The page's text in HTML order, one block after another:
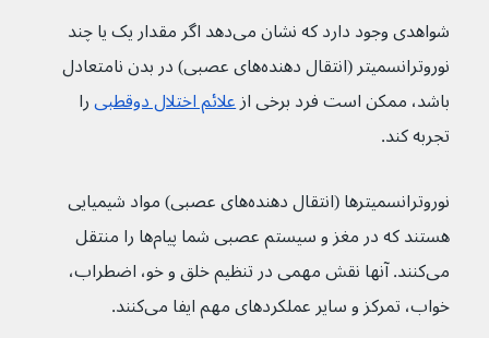
شواهدی وجود دارد که نشان می‌دهد اگر مقدار یک یا چند
نوروترانسمیتر (انتقال دهنده‌های عصبی) در بدن نامتعادل
باشد، ممکن است فرد برخی از علائم اختلال دوقطبی را
تجربه کند.
نوروترانسمیترها (انتقال دهنده‌های عصبی) مواد شیمیایی
هستند که در مغز و سیستم عصبی شما پیام‌ها را منتقل
می‌کنند. آنها نقش مهمی در تنظیم خلق و خو، اضطراب،
خواب، تمرکز و سایر عملکردهای مهم ایفا می‌کنند.